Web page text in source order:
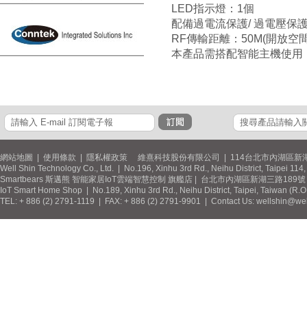
LED指示燈：1個
配備過電流保護/ 過電壓保
RF傳輸距離：50M(開放空
本產品需搭配智能主機使用
網站地圖 使用條款 隱私權政策 維熹科技股份有限公司 | 114台北市內湖區新
Well Shin Technology Co., Ltd. | No.196, Xinhu 3rd Rd., Neihu District, Taipei
Smartbears 斯邁熊 智能家居IoT雲端智慧控制 旗艦店 | 台北市內湖區新湖三路189
IoT Smart Home Shop | No.189, Xinhu 3rd Rd., Neihu District, Taipei, Taiwan
TEL: + 886 (2) 2791-1119 | FAX: + 886 (2) 2791-9901 | Contact Us: